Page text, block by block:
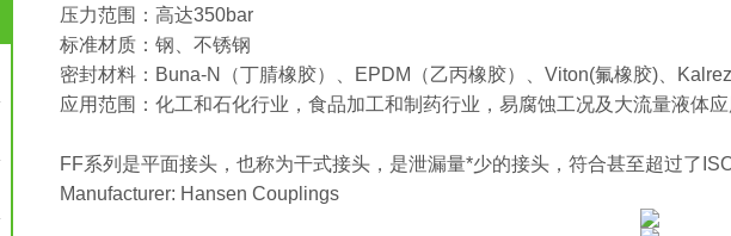
压力范围：高达350bar
标准材质：钢、不锈钢
密封材料：Buna-N（丁腈橡胶）、EPDM（乙丙橡胶）、Viton(氟橡胶)、Kalrez
应用范围：化工和石化行业，食品加工和制药行业，易腐蚀工况及大流量液体应
FF系列是平面接头，也称为干式接头，是泄漏量*少的接头，符合甚至超过了
Manufacturer: Hansen Couplings